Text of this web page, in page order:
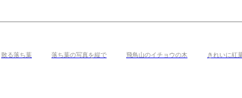
散る落ち葉 落ち葉の写真を縦で 飛鳥山のイチョウの木 きれいに紅